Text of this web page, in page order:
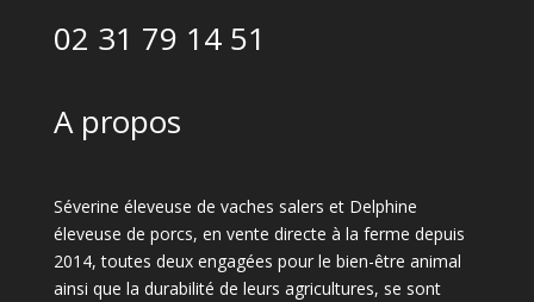
02 31 79 14 51
A propos
Séverine éleveuse de vaches salers et Delphine
éleveuse de porcs, en vente directe à la ferme depuis
2014, toutes deux engagées pour le bien-être animal
ainsi que la durabilité de leurs agricultures, se sont